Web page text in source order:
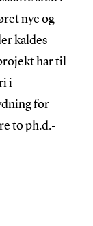
nye og
kaldes
har til
i
for
to ph.d.-